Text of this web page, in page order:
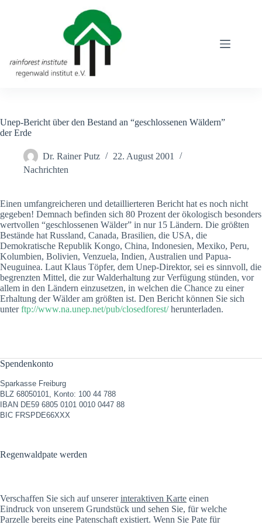
Unep-Bericht über den Bestand an “geschlossenen Wäldern”
der Erde
Dr. Rainer Putz
22. August 2001
Nachrichten
Einen umfangreicheren und detaillierteren Bericht hat es noch nicht
gegeben! Demnach befinden sich 80 Prozent der ökologisch besonders
wertvollen “geschlossenen Wälder” in nur 15 Ländern. Die größten
Bestände hat Russland, Canada, Brasilien, die USA, die
Demokratische Republik Kongo, China, Indonesien, Mexiko, Peru,
Kolumbien, Bolivien, Venzuela, Indien, Australien und Papua-
Neuguinea. Laut Klaus Töpfer, dem Unep-Direktor, sei es sinnvoll, die
begrenzten Mittel, die zur Walderhaltung zur Verfügung stünden, vor
allem in den Ländern einzusetzen, in welchen die Chance zu einer
Erhaltung der Wälder am größten ist. Den Bericht können Sie sich
unterftp://www.na.unep.net/pub/closedforest/herunterladen.
Spendenkonto
Sparkasse Freiburg
BLZ 68050101, Konto: 100 44 788
IBAN DE59 6805 0101 0010 0447 88
BIC FRSPDE66XXX
Regenwaldpate werden
Verschaffen Sie sich auf unsererinteraktiven Karte einen
Eindruck von unserem Grundstück und sehen Sie, für welche
Parzelle bereits eine Patenschaft existiert. Wenn Sie Pate für